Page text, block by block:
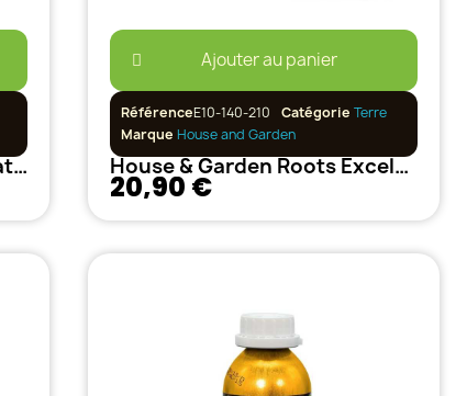
House&Garden - Amino Treatment - 1L
Ajouter au panier
RéférenceE10-140-210 CatégorieTerre
Marque House and Garden
House & Garden Roots Excelurator 100mL
20,90 €